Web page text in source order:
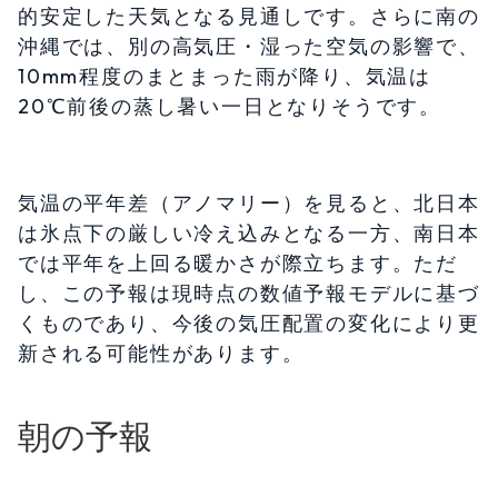
的安定した天気となる見通しです。さらに南の
沖縄では、別の高気圧・湿った空気の影響で、
10mm程度のまとまった雨が降り、気温は
20℃前後の蒸し暑い一日となりそうです。
気温の平年差（アノマリー）を見ると、北日本
は氷点下の厳しい冷え込みとなる一方、南日本
では平年を上回る暖かさが際立ちます。ただ
し、この予報は現時点の数値予報モデルに基づ
くものであり、今後の気圧配置の変化により更
新される可能性があります。
朝の予報